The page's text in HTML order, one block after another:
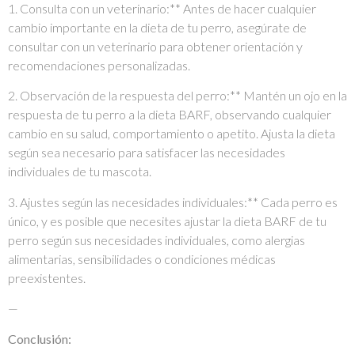
1. Consulta con un veterinario:** Antes de hacer cualquier
cambio importante en la dieta de tu perro, asegúrate de
consultar con un veterinario para obtener orientación y
recomendaciones personalizadas.
2. Observación de la respuesta del perro:** Mantén un ojo en la
respuesta de tu perro a la dieta BARF, observando cualquier
cambio en su salud, comportamiento o apetito. Ajusta la dieta
según sea necesario para satisfacer las necesidades
individuales de tu mascota.
3. Ajustes según las necesidades individuales:** Cada perro es
único, y es posible que necesites ajustar la dieta BARF de tu
perro según sus necesidades individuales, como alergias
alimentarias, sensibilidades o condiciones médicas
preexistentes.
—
Conclusión: